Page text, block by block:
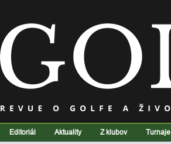
Editoriál Aktuality Z klubov Turnaje